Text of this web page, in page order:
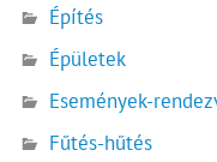
Építés
Épületek
Események-
Fűtés-hűtés